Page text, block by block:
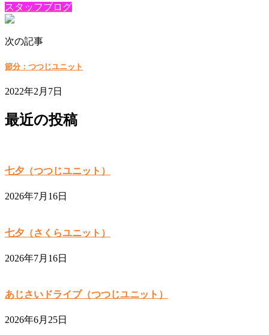
スタッフブログ
次の記事
節分：つつじユニット
2022年2月7日
最近の投稿
七夕（つつじユニット）
2026年7月16日
七夕（さくらユニット）
2026年7月16日
あじさいドライブ（つつじユニット）
2026年6月25日